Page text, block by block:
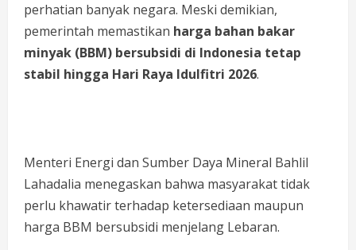
perhatian banyak negara. Meski demikian,
pemerintah memastikan harga bahan bakar
minyak (BBM) bersubsidi di Indonesia tetap
stabil hingga Hari Raya Idulfitri 2026.
Menteri Energi dan Sumber Daya Mineral Bahlil
Lahadalia menegaskan bahwa masyarakat tidak
perlu khawatir terhadap ketersediaan maupun
harga BBM bersubsidi menjelang Lebaran.